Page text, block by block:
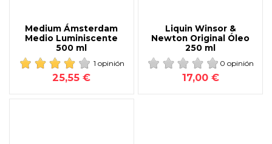
Medium Ámsterdam
Medio Luminiscente
500 ml
1 opinión
25,55 €
Liquin Winsor &
Newton Original Óleo
250 ml
0 opinión
17,00 €